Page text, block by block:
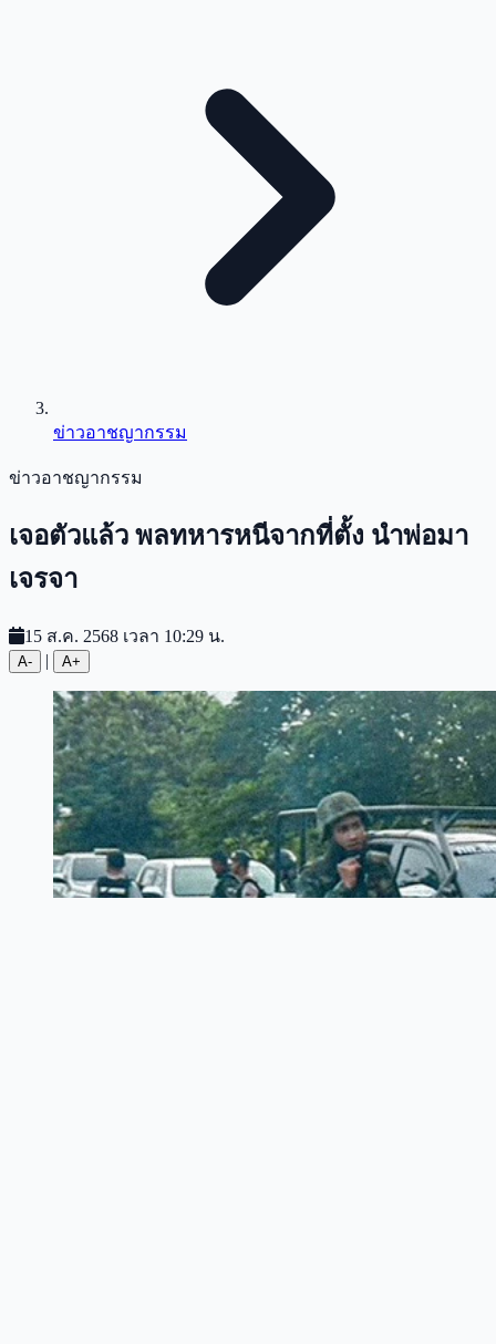
ข่าวอาชญากรรม
ข่าวอาชญากรรม
เจอตัวแล้ว พลทหารหนีจากที่ตั้ง นำพ่อมา
เจรจา
15 ส.ค. 2568 เวลา 10:29 น.
A- | A+